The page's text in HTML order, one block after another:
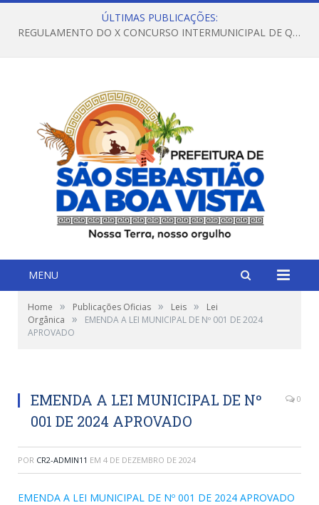
ÚLTIMAS PUBLICAÇÕES:
REGULAMENTO DO X CONCURSO INTERMUNICIPAL DE QUADRILHAS JUNINAS – 2026 – ARRAIÁ DA VENEZA
MENU
Home » Publicações Oficias » Leis »
Lei
Orgânica
»
EMENDA A LEI MUNICIPAL DE Nº 001 DE 2024
APROVADO
EMENDA A LEI MUNICIPAL DE Nº
001 DE 2024 APROVADO
0
POR CR2-ADMIN11 EM 4 DE DEZEMBRO DE 2024
EMENDA A LEI MUNICIPAL DE Nº 001 DE 2024 APROVADO